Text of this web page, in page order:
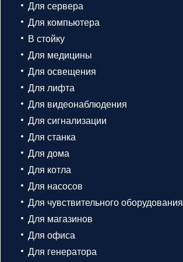
Для сервера
Для компьютера
В стойку
Для медицины
Для освещения
Для лифта
Для видеонаблюдения
Для сигнализации
Для станка
Для дома
Для котла
Для насосов
Для чувствительного оборудования
Для магазинов
Для офиса
Для генератора